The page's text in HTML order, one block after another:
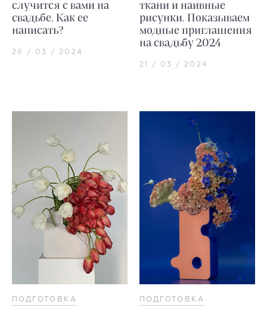
случится с вами на
свадьбе. Как ее
написать?
26 / 03 / 2024
ткани и наивные
рисунки. Показываем
модные приглашения
на свадьбу 2024
21 / 03 / 2024
ПОДГОТОВКА ПОДГОТОВКА